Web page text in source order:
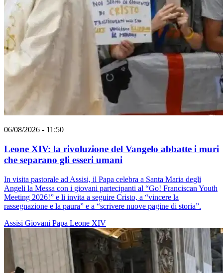
06/08/2026 - 11:50
Leone XIV: la rivoluzione del Vangelo abbatte i muri
che separano gli esseri umani
In visita pastorale ad Assisi, il Papa celebra a Santa Maria degli
Angeli la Messa con i giovani partecipanti al “Go! Franciscan Youth
Meeting 2026!” e li invita a seguire Cristo, a “vincere la
rassegnazione e la paura” e a “scrivere nuove pagine di storia”.
Assisi Giovani Papa Leone XIV